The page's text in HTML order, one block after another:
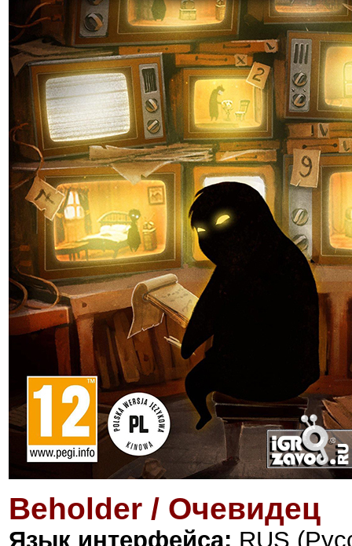
Beholder / Очевидец
Язык интерфейса: RUS